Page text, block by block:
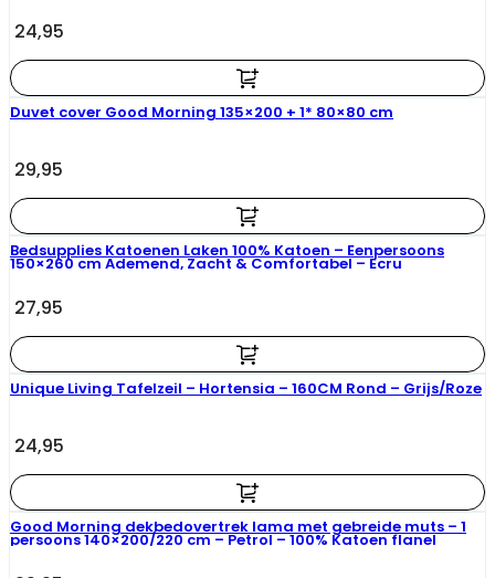
24,95
Duvet cover Good Morning 135×200 + 1* 80×80 cm
29,95
Bedsupplies Katoenen Laken 100% Katoen – Eenpersoons
150×260 cm Ademend, Zacht & Comfortabel – Ecru
27,95
Unique Living Tafelzeil – Hortensia – 160CM Rond – Grijs/Roze
24,95
Good Morning dekbedovertrek lama met gebreide muts – 1
persoons 140×200/220 cm – Petrol – 100% Katoen flanel